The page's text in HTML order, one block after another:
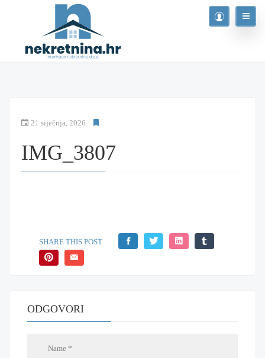
21 siječnja, 2026
IMG_3807
SHARE THIS POST
ODGOVORI